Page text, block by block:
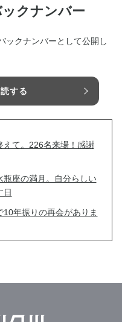
クナンバー
ックナンバーとして公開し
する
えて。226名来場！感謝
座の満月。自分らしい
日
年振りの再会がありま
会前夜祭｜Tシャツ再販